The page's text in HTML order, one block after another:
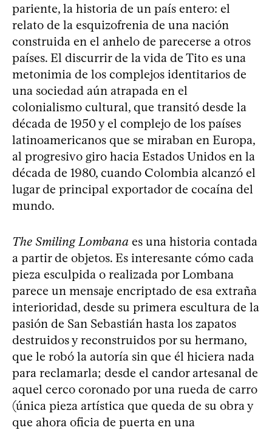
pariente, la historia de un país entero: el
relato de la esquizofrenia de una nación
construida en el anhelo de parecerse a otros
países. El discurrir de la vida de Tito es una
metonimia de los complejos identitarios de
una sociedad aún atrapada en el
colonialismo cultural, que transitó desde la
década de 1950 y el complejo de los países
latinoamericanos que se miraban en Europa,
al progresivo giro hacia Estados Unidos en la
década de 1980, cuando Colombia alcanzó el
lugar de principal exportador de cocaína del
mundo.
The Smiling Lombana es una historia contada
a partir de objetos. Es interesante cómo cada
pieza esculpida o realizada por Lombana
parece un mensaje encriptado de esa extraña
interioridad, desde su primera escultura de la
pasión de San Sebastián hasta los zapatos
destruidos y reconstruidos por su hermano,
que le robó la autoría sin que él hiciera nada
para reclamarla; desde el candor artesanal de
aquel cerco coronado por una rueda de carro
(única pieza artística que queda de su obra y
que ahora oficia de puerta en una